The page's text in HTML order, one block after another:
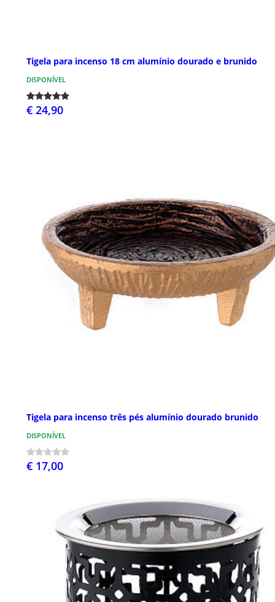
Tigela para incenso 18 cm alumínio dourado e brunido
DISPONÍVEL
€ 24,90
Tigela para incenso três pés alumínio dourado brunido
DISPONÍVEL
€ 17,00